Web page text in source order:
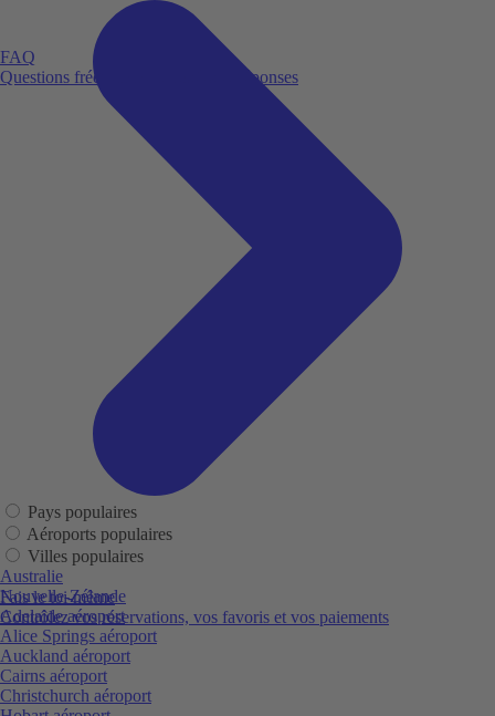
FAQ
Questions fréquemment posées et réponses
Fais le toi-même
Contrôlez vos réservations, vos favoris et vos paiements
Pays populaires
Aéroports populaires
Villes populaires
Australie
Nouvelle-Zélande
Adelaide aéroport
Alice Springs aéroport
Auckland aéroport
Cairns aéroport
Christchurch aéroport